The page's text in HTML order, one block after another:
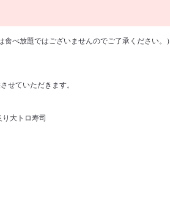
放題ではございませんのでご了承ください。）
せていただきます。
大トロ寿司